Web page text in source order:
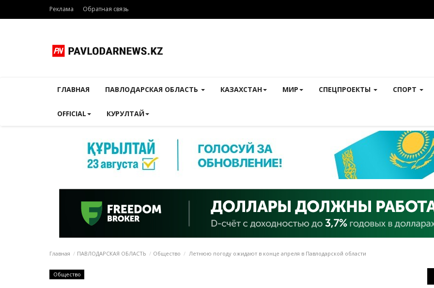
Реклама Обратная связь
ГЛАВНАЯ ПАВЛОДАРСКАЯ ОБЛАСТЬ КАЗАХСТАН МИР СПЕЦПРОЕКТЫ СПОРТ
OFFICIAL КУРУЛТАЙ
Главная ПАВЛОДАРСКАЯ ОБЛАСТЬ Общество Летнюю погоду ожидают в конце апреля в Павлодарской области
Общество